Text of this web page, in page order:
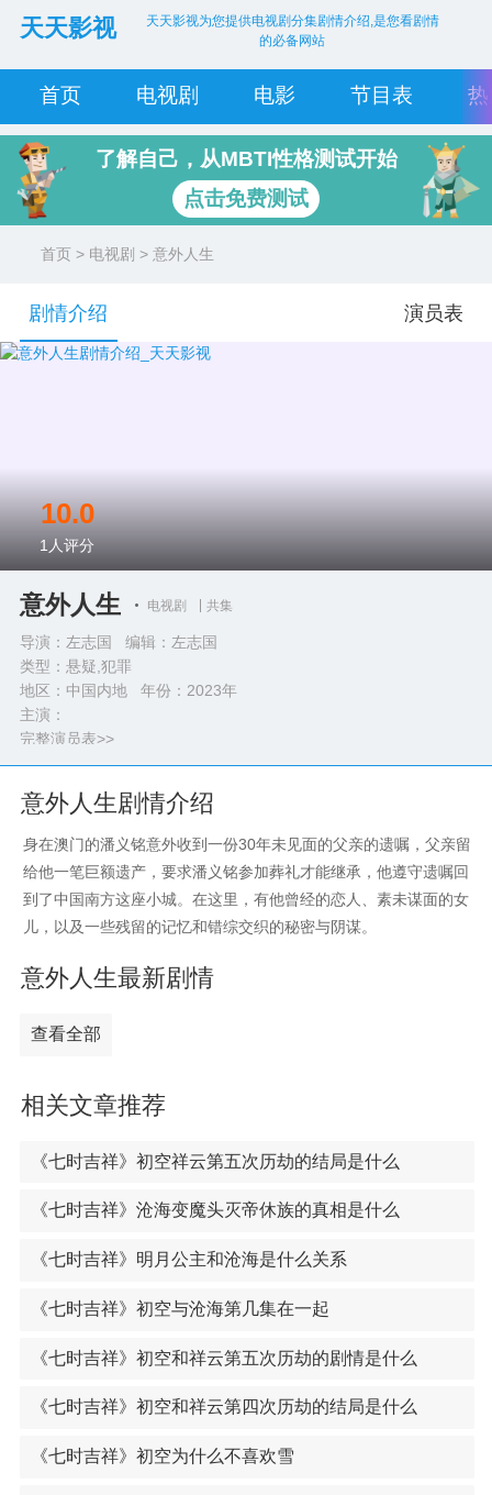
天天影视
天天影视为您提供电视剧分集剧情介绍,是您看剧情
的必备网站
首页 电视剧 电影 节目表
了解自己，从MBTI性格测试开始
点击免费测试
首页 > 电视剧 > 意外人生
剧情介绍 演员表
意外人生 电视剧 共集
导演：左志国 编辑：左志国
类型： 悬疑,犯罪
地区：中国内地 年份： 2023年
主演：
完整演员表>>
10.0
1 人评分
意外人生剧情介绍
身在澳门的潘义铭意外收到一份30年未见面的父亲的遗嘱，父亲留
给他一笔巨额遗产，要求潘义铭参加葬礼才能继承，他遵守遗嘱回
到了中国南方这座小城。在这里，有他曾经的恋人、素未谋面的女
儿，以及一些残留的记忆和错综交织的秘密与阴谋。
意外人生最新剧情
查看全部
相关文章推荐
《七时吉祥》初空祥云第五次历劫的结局是什么
《七时吉祥》沧海变魔头灭帝休族的真相是什么
《七时吉祥》明月公主和沧海是什么关系
《七时吉祥》初空与沧海第几集在一起
《七时吉祥》初空和祥云第五次历劫的剧情是什么
《七时吉祥》初空和祥云第四次历劫的结局是什么
《七时吉祥》初空为什么不喜欢雪